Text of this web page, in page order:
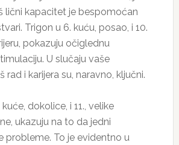
lični kapacitet je bespomoćan
Trigon u 6. kuću, posao, i 10.
pokazuju očiglednu
U slučaju vaše
rad i karijera su, naravno, ključni.
dokolice, i 11., velike
ukazuju na to da jedni
probleme. To je evidentno u